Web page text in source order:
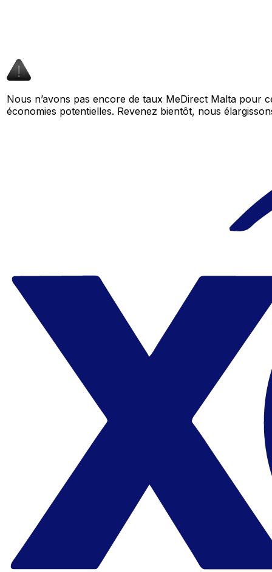
Nous n’avons pas encore de taux MeDirect Malta pour
économies potentielles. Revenez bientôt, nous